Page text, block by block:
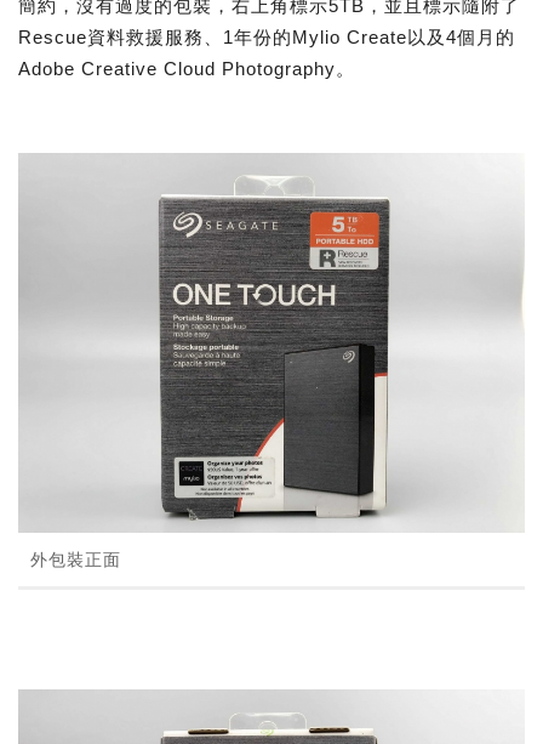
簡約，沒有過度的包裝，右上角標示5TB，並且標示隨附了
Rescue資料救援服務、1年份的Mylio Create以及4個月的
Adobe Creative Cloud Photography。
外包裝正面